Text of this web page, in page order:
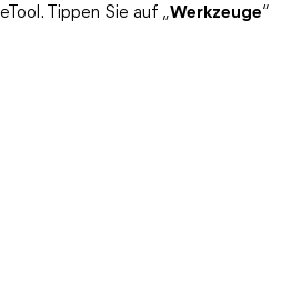
Tippen Sie auf „Werkzeuge“